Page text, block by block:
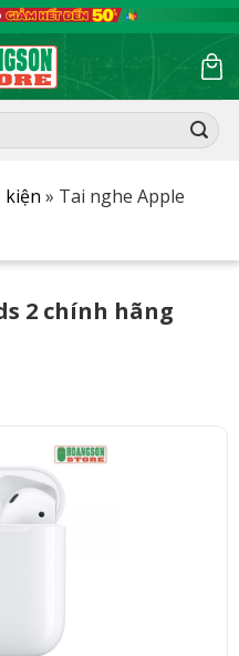
kiện » Tai nghe Apple
2 chính hãng